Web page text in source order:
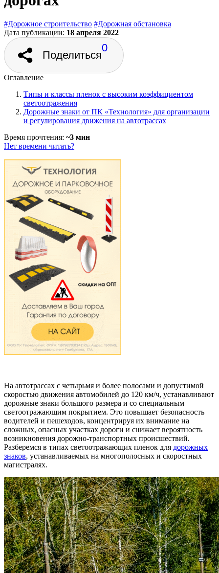
#Дорожное строительство #Дорожная обстановка
Дата публикации: 18 апреля 2022
Поделиться
0
Оглавление
Типы и классы пленок с высоким коэффициентом
светоотражения
Дорожные знаки от ПК «Технология» для организации
и регулирования движения на автотрассах
Время прочтения: ~3 мин
Нет времени читать?
На автотрассах с четырьмя и более полосами и допустимой
скоростью движения автомобилей до 120 км/ч, устанавливают
дорожные знаки большого размера и со специальным
светоотражающим покрытием. Это повышает безопасность
водителей и пешеходов, концентрируя их внимание на
сложных, опасных участках дороги и снижает вероятность
возникновения дорожно-транспортных происшествий.
Разберемся в типах светоотражающих пленок для дорожных
знаков, устанавливаемых на многополосных и скоростных
магистралях.